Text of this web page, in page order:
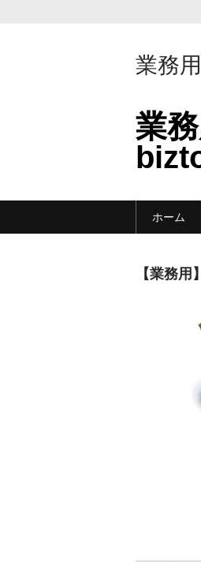
業務
業
ホーム
【業務